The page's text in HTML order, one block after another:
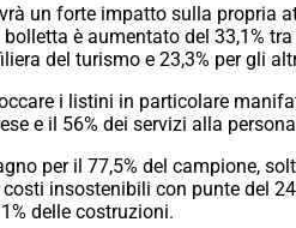
un forte impatto sulla propria
è aumentato del 33,1%
del turismo e 23,3% per gli
i listini in particolare
e il 56% dei servizi alla
per il 77,5% del campione,
insostenibili con punte del
delle costruzioni.